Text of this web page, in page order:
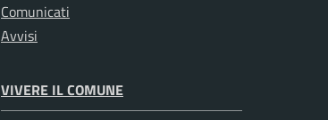
Comunicati
Avvisi
VIVERE IL COMUNE